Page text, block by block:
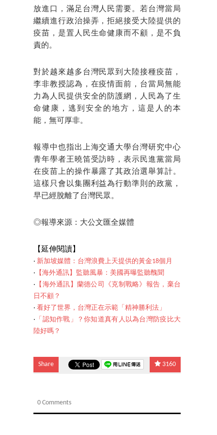
放進口，滿足台灣人民需要。若台灣當局
繼續進行政治操弄，拒絕接受大陸提供的
疫苗，是置人民生命健康而不顧，是不負
責的。
對於越來越多台灣民眾到大陸接種疫苗，
李非教授認為，在疫情面前，台當局無能
力為人民提供安全的防護網，人民為了生
命健康，逃到安全的地方，這是人的本
能，無可厚非。
報導中也指出上海交通大學台灣研究中心
青年學者王曉笛受訪時，表示民進黨當局
在疫苗上的操作暴露了其政治選舉算計。
這樣只會以集團利益為行動準則的政黨，
早已經脫離了台灣民眾。
◎報導來源：大公文匯全媒體
【延伸閱讀】
‧ 新加坡媒體：台灣浪費上天提供的黃金18個月
‧ 【海外通訊】監聽風暴：美國再曝監聽醜聞
‧ 【海外通訊】蘭德公司《克制戰略》報告，棄台
日不顧？
‧ 看好了世界，台灣正在示範「精神勝利法」
‧ 「認知作戰」？你知道真有人以為台灣防疫比大
陸好嗎？
Share 3160
0 Comments